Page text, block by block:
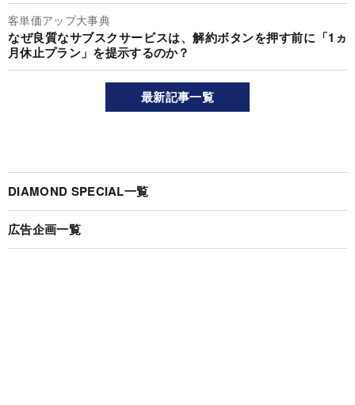
客単価アップ大事典
なぜ良質なサブスクサービスは、解約ボタンを押す前に「1ヵ
月休止プラン」を提示するのか？
最新記事一覧
DIAMOND SPECIAL一覧
広告企画一覧